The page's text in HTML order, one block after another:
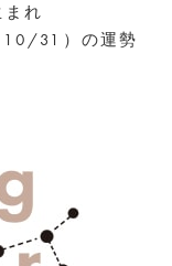
れ
31）の運勢